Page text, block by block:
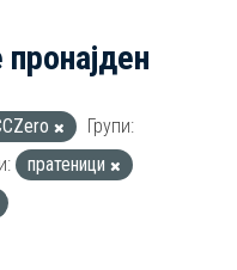
Групи:
пратеници